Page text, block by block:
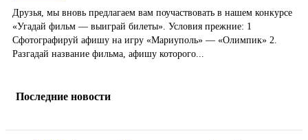
Друзья, мы вновь предлагаем вам поучаствовать в нашем конкурсе
«Угадай фильм — выиграй билеты». Условия прежние: 1
Сфотографируй афишу на игру «Мариуполь» — «Олимпик» 2.
Разгадай название фильма, афишу которого...
Последние новости